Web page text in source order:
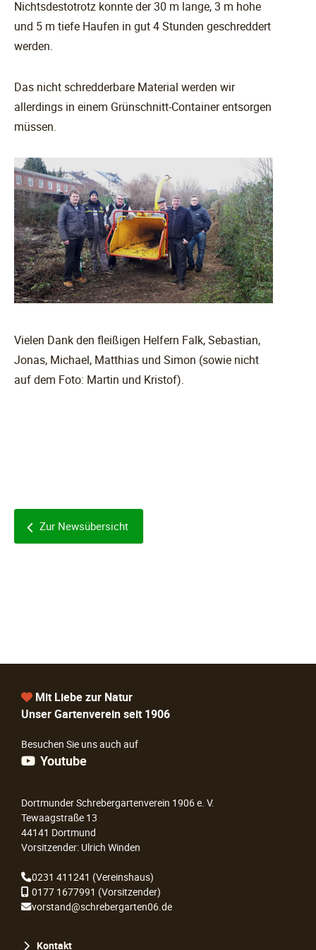
Nichtsdestotrotz konnte der 30 m lange, 3 m hohe
und 5 m tiefe Haufen in gut 4 Stunden geschreddert
werden.
Das nicht schredderbare Material werden wir
allerdings in einem Grünschnitt-Container entsorgen
müssen.
Vielen Dank den fleißigen Helfern Falk, Sebastian,
Jonas, Michael, Matthias und Simon (sowie nicht
auf dem Foto: Martin und Kristof).
Zur Newsübersicht
Mit Liebe zur Natur
Unser Gartenverein seit 1906
Besuchen Sie uns auch auf
Youtube
Dortmunder Schrebergartenverein 1906 e. V.
Tewaagstraße 13
44141 Dortmund
Vorsitzender: Ulrich Winden
0231 411241 (Vereinshaus)
0177 1677991 (Vorsitzender)
vorstand@schrebergarten06.de
Kontakt